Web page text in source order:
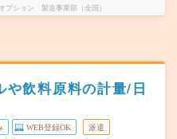
プション 製造事業部（全国）
や飲料原料の計量/日
WEB登録OK 派遣